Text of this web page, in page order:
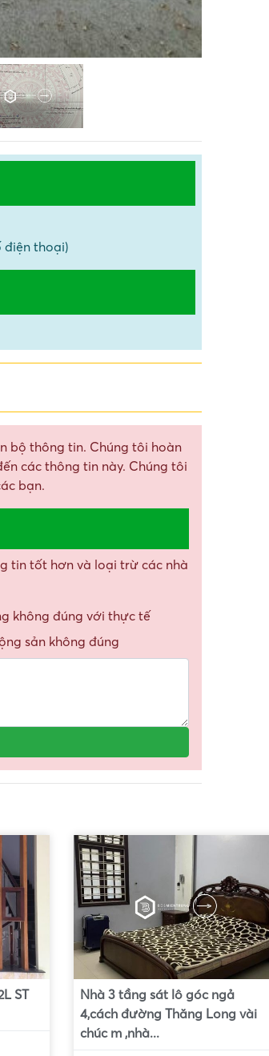
điện thoại)
bộ thông tin. Chúng tôi hoàn
các thông tin này. Chúng tôi
bạn.
tin tốt hơn và loại trừ các nhà
không đúng với thực tế
sản không đúng
ST
Nhà 3 tầng sát lô góc ngả
4,cách đường Thăng Long vài
chúc m ,nhà...